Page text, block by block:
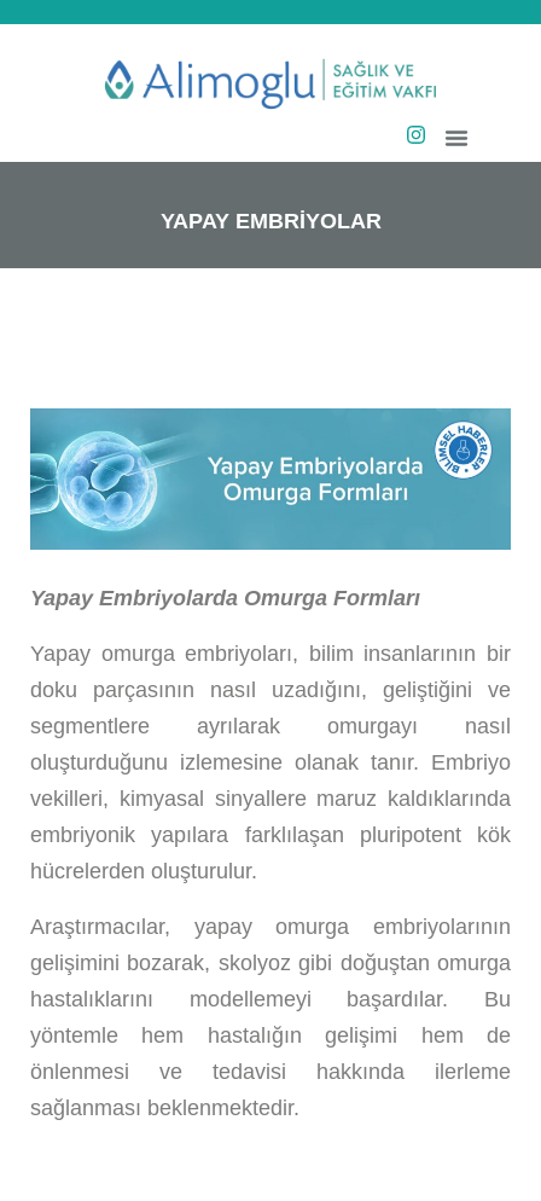
YAPAY EMBRİYOLAR
Yapay Embriyolarda Omurga Formları
Yapay omurga embriyoları, bilim insanlarının bir
doku parçasının nasıl uzadığını, geliştiğini ve
segmentlere ayrılarak omurgayı nasıl
oluşturduğunu izlemesine olanak tanır. Embriyo
vekilleri, kimyasal sinyallere maruz kaldıklarında
embriyonik yapılara farklılaşan pluripotent kök
hücrelerden oluşturulur.
Araştırmacılar, yapay omurga embriyolarının
gelişimini bozarak, skolyoz gibi doğuştan omurga
hastalıklarını modellemeyi başardılar. Bu
yöntemle hem hastalığın gelişimi hem de
önlenmesi ve tedavisi hakkında ilerleme
sağlanması beklenmektedir.